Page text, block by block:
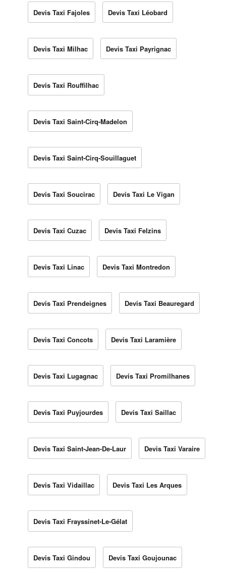
Devis Taxi Fajoles Devis Taxi Léobard
Devis Taxi Milhac Devis Taxi Payrignac
Devis Taxi Rouffilhac
Devis Taxi Saint-Cirq-Madelon
Devis Taxi Saint-Cirq-Souillaguet
Devis Taxi Soucirac Devis Taxi Le Vigan
Devis Taxi Cuzac Devis Taxi Felzins
Devis Taxi Linac Devis Taxi Montredon
Devis Taxi Prendeignes Devis Taxi Beauregard
Devis Taxi Concots Devis Taxi Laramière
Devis Taxi Lugagnac Devis Taxi Promilhanes
Devis Taxi Puyjourdes Devis Taxi Saillac
Devis Taxi Saint-Jean-De-Laur Devis Taxi Varaire
Devis Taxi Vidaillac Devis Taxi Les Arques
Devis Taxi Frayssinet-Le-Gélat
Devis Taxi Gindou Devis Taxi Goujounac